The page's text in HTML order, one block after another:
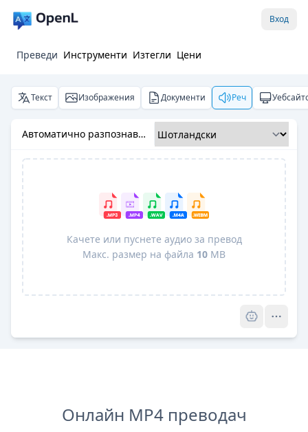
Вход
Преведи Инструменти Изтегли Цени
Текст Изображения Документи Реч
Автоматично разпознаване
Качете или пуснете аудио за превод
Макс. размер на файла 10 MB
Онлайн MP4 преводач